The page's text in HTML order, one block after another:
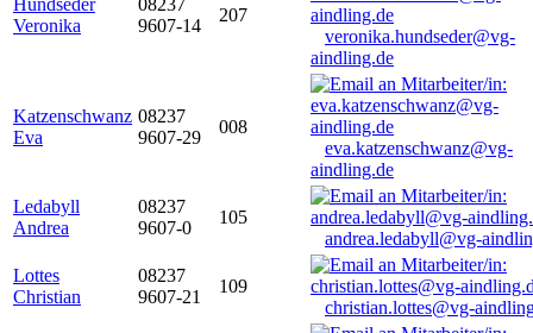
Hundseder
Veronika
08237
9607-14
207
veronika.hundseder@vg-
aindling.de
Katzenschwanz
Eva
08237
9607-29
008
eva.katzenschwanz@vg-
aindling.de
Ledabyll
Andrea
08237
9607-0
105
andrea.ledabyll@vg-
Lottes
Christian
08237
9607-21
109
christian.lottes@vg-